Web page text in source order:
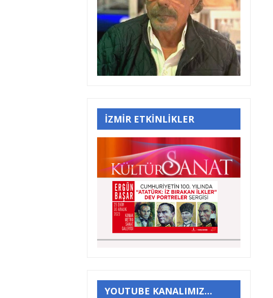
İZMİR ETKİNLİKLER
YOUTUBE KANALIMIZ…